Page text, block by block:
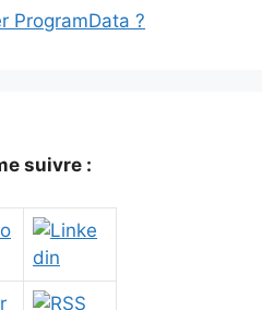
ProgramData ?
suivre :